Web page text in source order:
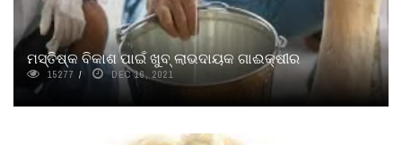
ମସ୍ତିଷ୍କ ବିକାଶ ପାଇଁ ଖୁବ୍ ଲାଭଦାୟକ ଗାଈକ୍ଷୀର
15277 DEC 16, 2021